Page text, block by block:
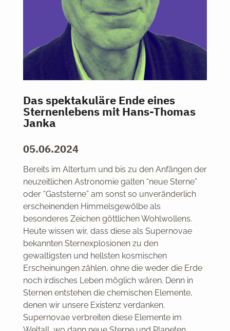
Das spektakuläre Ende eines
Sternenlebens mit Hans-Thomas
Janka
05.06.2024
Bereits im Altertum und bis zu den Anfängen der
neuzeitlichen Astronomie galten “neue Sterne”
oder “Gaststerne” am sonst so unveränderlich
erscheinenden Himmelsgewölbe als
besonderes Zeichen göttlichen Wohlwollens.
Heute wissen wir, dass diese als Supernovae
bekannten Sternexplosionen zu den
gewaltigsten und hellsten kosmischen
Erscheinungen zählen, ohne die weder die Erde
noch irdisches Leben möglich wären. Denn in
Sternen entstehen die chemischen Elemente,
denen wir unsere Existenz verdanken.
Supernovae verbreiten diese Elemente im